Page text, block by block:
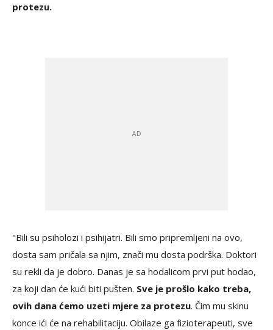
protezu.
"Bili su psiholozi i psihijatri. Bili smo pripremljeni na ovo,
dosta sam pričala sa njim, znači mu dosta podrška. Doktori
su rekli da je dobro. Danas je sa hodalicom prvi put hodao,
za koji dan će kući biti pušten. Sve je prošlo kako treba,
ovih dana ćemo uzeti mjere za protezu. Čim mu skinu
konce ići će na rehabilitaciju. Obilaze ga fizioterapeuti, sve